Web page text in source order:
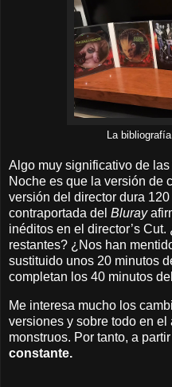
La
Algo muy significativo de
Noche es que la versión de
versión del director dura
contraportada del Bluray
inéditos en el director’s
restantes? ¿Nos han
sustituido unos 20 minutos
completan los 40 minutos
Me interesa mucho los
versiones y sobre todo en
monstruos. Por tanto, a
constante.